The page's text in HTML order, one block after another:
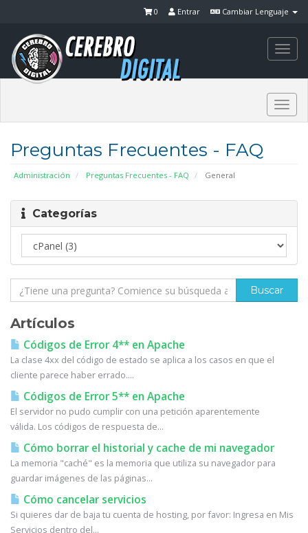
Cambiar Lenguaje
Entrar
0
Preguntas Frecuentes - FAQ
Administración Preguntas Frecuentes - FAQ General
Categorías
Artículos
Códigos de Error 4** en Apache
La clase 4xx del código de estado se aplica a los casos en que el
cliente parece haber errado....
Códigos de Error 5** en Apache
El servidor no pudo cumplir con una petición aparentemente
válida. Los códigos de respuesta de...
Cómo borrar el historial y cache de mi navegador
La memoria "caché" es la memoria que utiliza su navegador para
guardar imágenes de las páginas...
Cómo cancelar servicios
Si quieres dar de baja tu cuenta de hosting, por favor: Ingresa en Mis
Servicios dentro del...